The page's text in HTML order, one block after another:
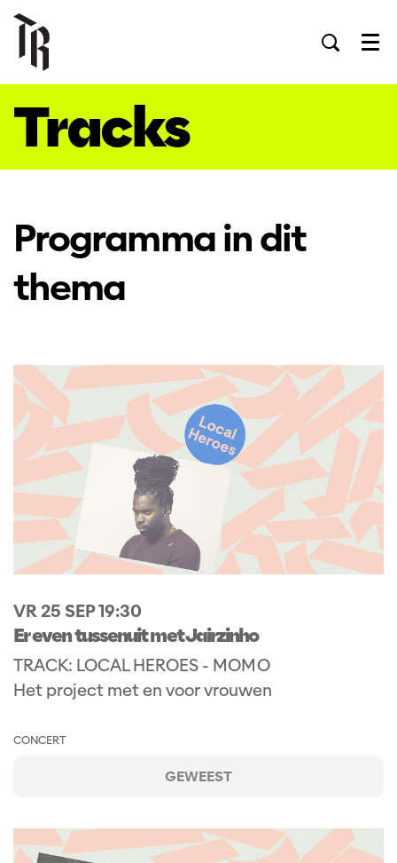
Tracks
Programma in dit
thema
Er even tussenuit met Jairzinho
TRACK: LOCAL HEROES - MOMO
VR 25 SEP19:30
Het project met en voor vrouwen
CONCERT
GEWEEST